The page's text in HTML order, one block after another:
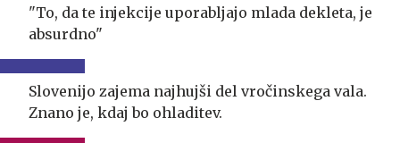
"To, da te injekcije uporabljajo mlada dekleta, je
absurdno"
Slovenijo zajema najhujši del vročinskega vala.
Znano je, kdaj bo ohladitev.